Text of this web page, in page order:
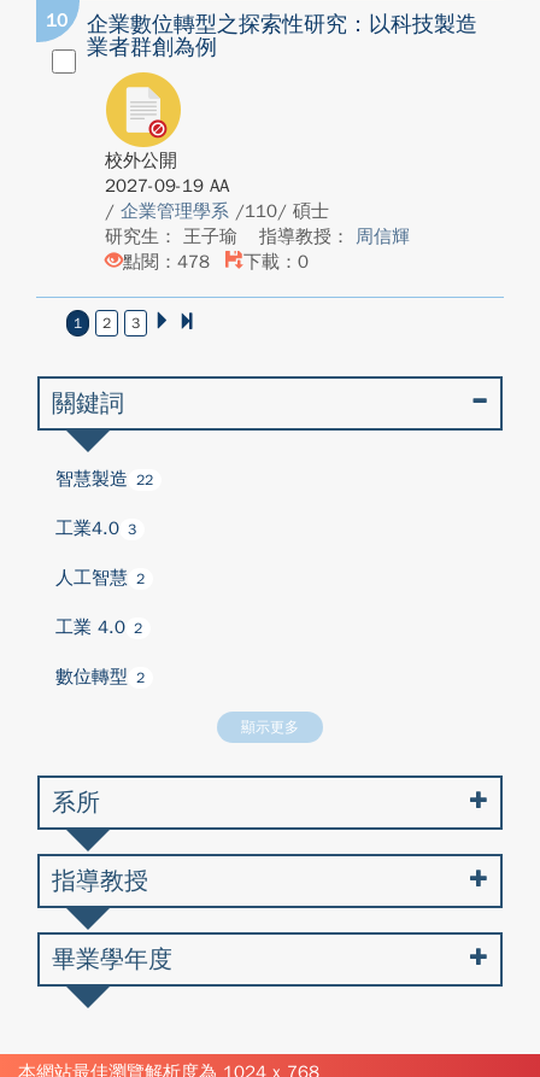
10
企業數位轉型之探索性研究：以科技製造
業者群創為例
校外公開
2027-09-19 AA
/ 企業管理學系 /110/ 碩士
研究生： 王子瑜
指導教授： 周信輝
點閱：478
下載：0
1 2 3
關鍵詞
智慧製造 22
工業4.0 3
人工智慧 2
工業 4.0 2
數位轉型 2
顯示更多
系所
指導教授
畢業學年度
本網站最佳瀏覽解析度為 1024 x 768